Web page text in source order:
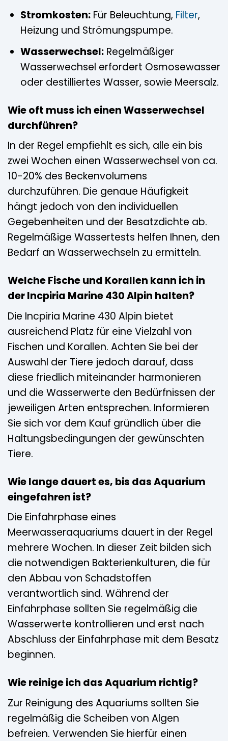
Stromkosten:Für Beleuchtung, Filter,
Heizung und Strömungspumpe.
Wasserwechsel:Regelmäßiger
Wasserwechsel erfordert Osmosewasser
oder destilliertes Wasser, sowie Meersalz.
Wie oft muss ich einen Wasserwechsel
durchführen?
In der Regel empfiehlt es sich, alle ein bis
zwei Wochen einen Wasserwechsel von ca.
10-20% des Beckenvolumens
durchzuführen. Die genaue Häufigkeit
hängt jedoch von den individuellen
Gegebenheiten und der Besatzdichte ab.
Regelmäßige Wassertests helfen Ihnen, den
Bedarf an Wasserwechseln zu ermitteln.
Welche Fische und Korallen kann ich in
der Incpiria Marine 430 Alpin halten?
Die Incpiria Marine 430 Alpin bietet
ausreichend Platz für eine Vielzahl von
Fischen und Korallen. Achten Sie bei der
Auswahl der Tiere jedoch darauf, dass
diese friedlich miteinander harmonieren
und die Wasserwerte den Bedürfnissen der
jeweiligen Arten entsprechen. Informieren
Sie sich vor dem Kauf gründlich über die
Haltungsbedingungen der gewünschten
Tiere.
Wie lange dauert es, bis das Aquarium
eingefahren ist?
Die Einfahrphase eines
Meerwasseraquariums dauert in der Regel
mehrere Wochen. In dieser Zeit bilden sich
die notwendigen Bakterienkulturen, die für
den Abbau von Schadstoffen
verantwortlich sind. Während der
Einfahrphase sollten Sie regelmäßig die
Wasserwerte kontrollieren und erst nach
Abschluss der Einfahrphase mit dem Besatz
beginnen.
Wie reinige ich das Aquarium richtig?
Zur Reinigung des Aquariums sollten Sie
regelmäßig die Scheiben von Algen
befreien. Verwenden Sie hierfür einen